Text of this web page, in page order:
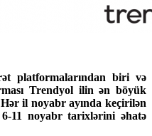
platformalarından biri və
Trendyol ilin ən böyük
il noyabr ayında keçirilən
11 noyabr tarixlərini əhatə